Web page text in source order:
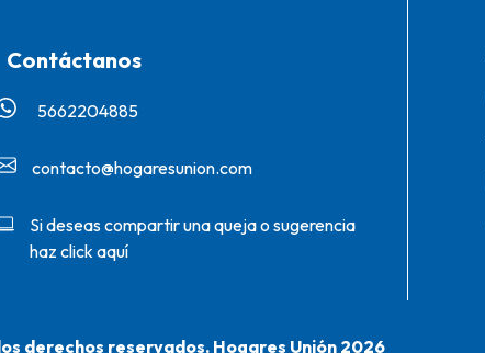
Contáctanos
5662204885‬
contacto@hogaresunion.com
Si deseas compartir una queja o sugerencia
haz click aquí
derechos reservados. Hogares Unión 2026